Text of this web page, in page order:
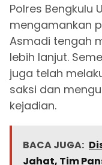
Polres Bengkulu
mengamankan
Asmadi tengah
lebih lanjut.
juga telah
saksi dan
kejadian.
BACA JUGA:
Jahat, Tim